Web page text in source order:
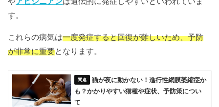
す。
これらの病気は一度発症すると回復が難しいため、予防
が非常に重要となります。
猫が夜に動かない！進行性網膜萎縮症か
も？かかりやすい猫種や症状、予防策につい
て